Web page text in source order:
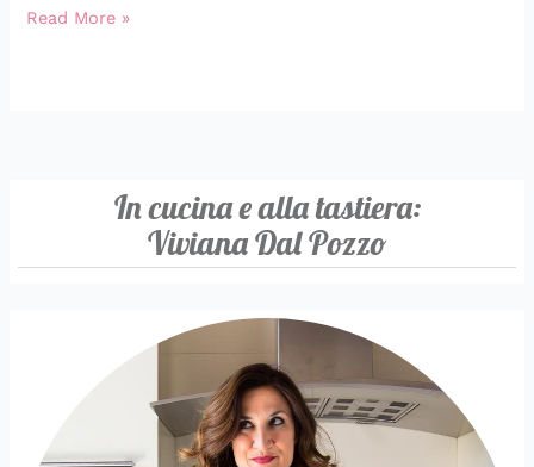
Read More »
In cucina e alla tastiera:
Viviana Dal Pozzo